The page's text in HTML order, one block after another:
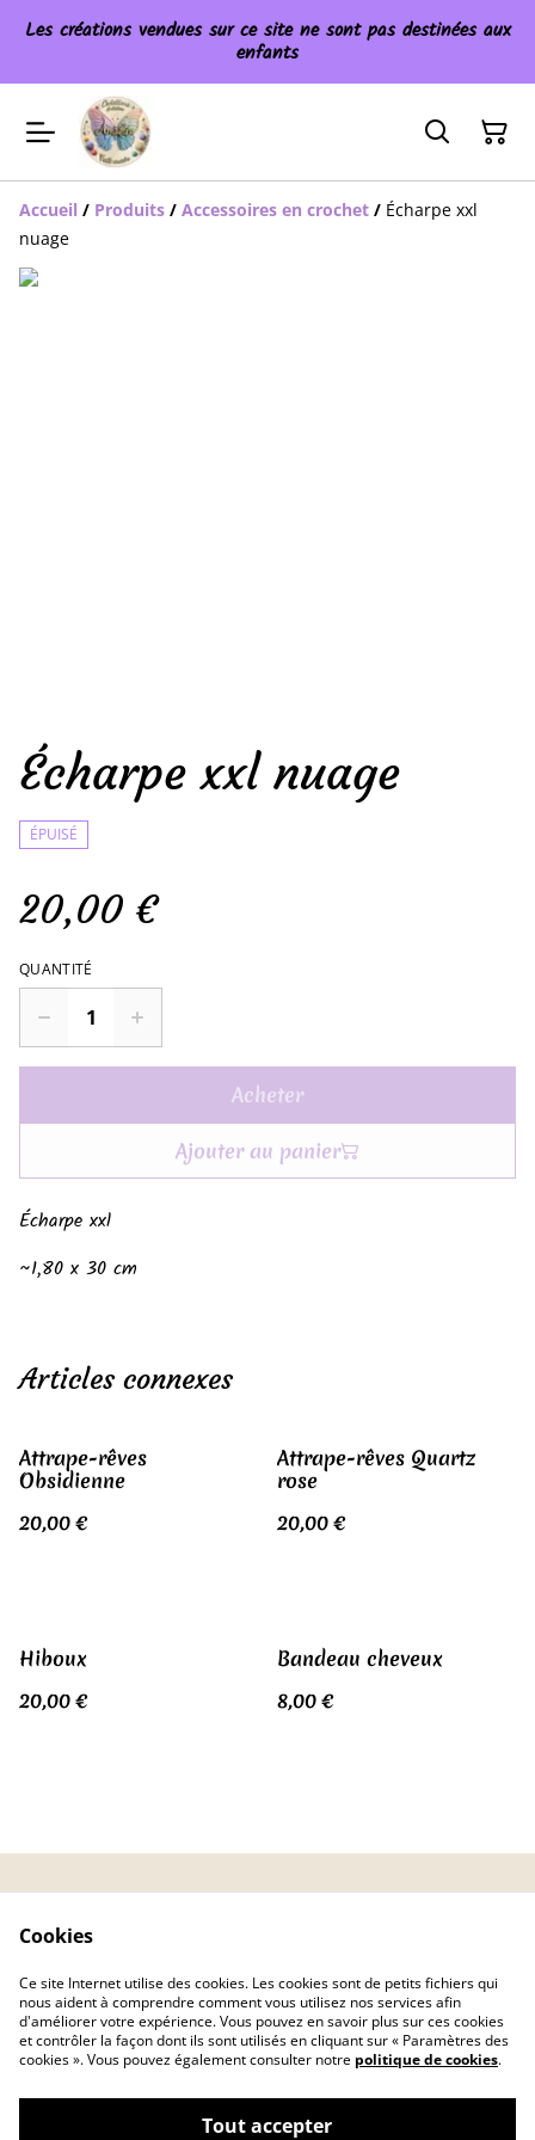
Les créations vendues sur ce site ne sont pas destinées aux
enfants
Accueil / Produits / Accessoires en crochet / Écharpe xxl
nuage
Écharpe xxl nuage
ÉPUISÉ
20,00 €
QUANTITÉ
Acheter
Ajouter au panier
Écharpe xxl
~1,80 x 30 cm
Articles connexes
Attrape-rêves
Obsidienne
20,00 €
Attrape-rêves Quartz
rose
20,00 €
Hiboux
20,00 €
Bandeau cheveux
8,00 €
Livraison
Cookies
Ce site Internet utilise des cookies. Les cookies sont de petits fichiers qui
nous aident à comprendre comment vous utilisez nos services afin
d'améliorer votre expérience. Vous pouvez en savoir plus sur ces cookies
et contrôler la façon dont ils sont utilisés en cliquant sur « Paramètres des
cookies ». Vous pouvez également consulter notre politique de cookies.
Tout accepter